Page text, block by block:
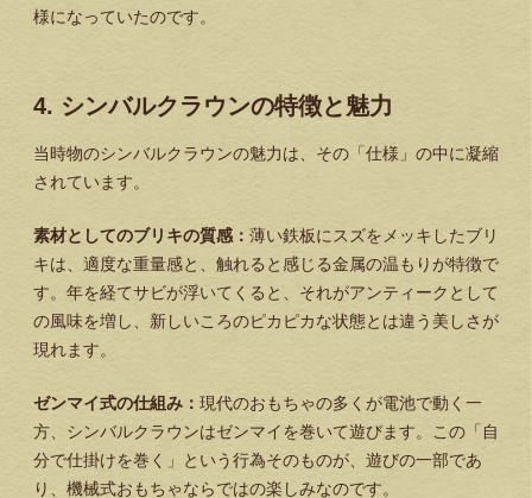
様になっていたのです。
4. シンバルクラウンの特徴と魅力
当時物のシンバルクラウンの魅力は、その「仕様」の中に凝縮
されています。
素材としてのブリキの質感： 薄い鉄板にスズをメッキしたブリ
キは、適度な重量感と、触れると感じる金属の温もりが特徴で
す。年を経てサビが浮いてくると、それがアンティークとして
の風味を増し、新しいころのピカピカな状態とは違う美しさが
現れます。
ゼンマイ式の仕組み： 現代のおもちゃの多くが電池で動く一
方、シンバルクラウンはゼンマイを巻いて遊びます。この「自
分で仕掛けを巻く」という行為そのものが、遊びの一部であ
り、機械式おもちゃならではの楽しみなのです。